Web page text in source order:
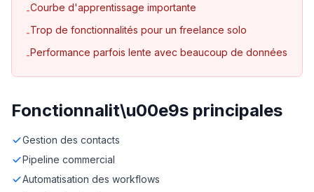
-Courbe d'apprentissage importante
-Trop de fonctionnalités pour un freelance solo
-Performance parfois lente avec beaucoup de données
Fonctionnalit\u00e9s principales
Gestion des contacts
Pipeline commercial
Automatisation des workflows